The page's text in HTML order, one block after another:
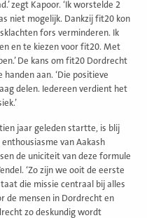
zegt Kapoor. ‘Ik worstelde 2
niet mogelijk. Dankzij fit20 kon
fors verminderen. Ik
en te kiezen voor fit20. Met
De kans om fit20 Dordrecht
aan. ‘Die positieve
delen. Iedereen verdient het
jaar geleden startte, is blij
van Aakash
de uniciteit van deze formule
‘Zo zijn we ooit de eerste
die missie centraal bij alles
de mensen in Dordrecht en
zo deskundig wordt